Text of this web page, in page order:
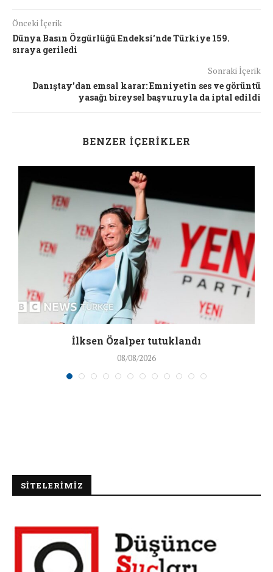
Önceki İçerik
Dünya Basın Özgürlüğü Endeksi’nde Türkiye 159.
sıraya geriledi
Sonraki İçerik
Danıştay’dan emsal karar: Emniyetin ses ve görüntü
yasağı bireysel başvuruyla da iptal edildi
BENZER İÇERIKLER
İlksen Özalper tutuklandı
08/08/2026
SİTELERİMİZ